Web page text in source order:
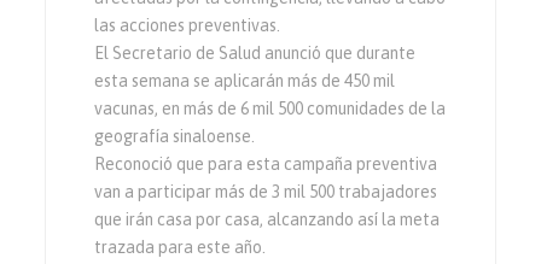
las acciones preventivas.
El Secretario de Salud anunció que durante
esta semana se aplicarán más de 450 mil
vacunas, en más de 6 mil 500 comunidades de la
geografía sinaloense.
Reconoció que para esta campaña preventiva
van a participar más de 3 mil 500 trabajadores
que irán casa por casa, alcanzando así la meta
trazada para este año.